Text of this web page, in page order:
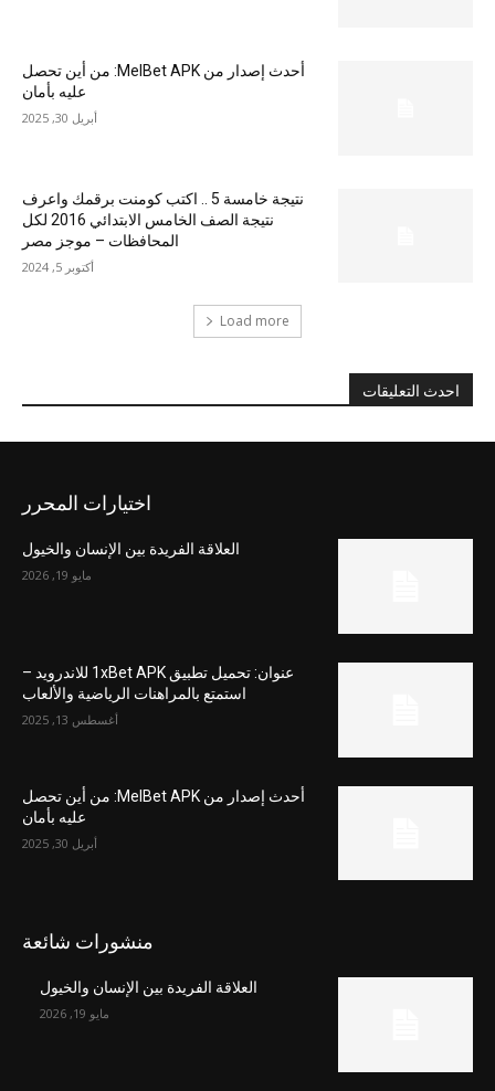
أحدث إصدار من MelBet APK: من أين تحصل
عليه بأمان
أبريل 30, 2025
نتيجة خامسة 5 .. اكتب كومنت برقمك واعرف
نتيجة الصف الخامس الابتدائي 2016 لكل
المحافظات – موجز مصر
أكتوبر 5, 2024
Load more
احدث التعليقات
اختيارات المحرر
العلاقة الفريدة بين الإنسان والخيول
مايو 19, 2026
عنوان: تحميل تطبيق 1xBet APK للاندرويد –
استمتع بالمراهنات الرياضية والألعاب
أغسطس 13, 2025
أحدث إصدار من MelBet APK: من أين تحصل
عليه بأمان
أبريل 30, 2025
منشورات شائعة
العلاقة الفريدة بين الإنسان والخيول
مايو 19, 2026